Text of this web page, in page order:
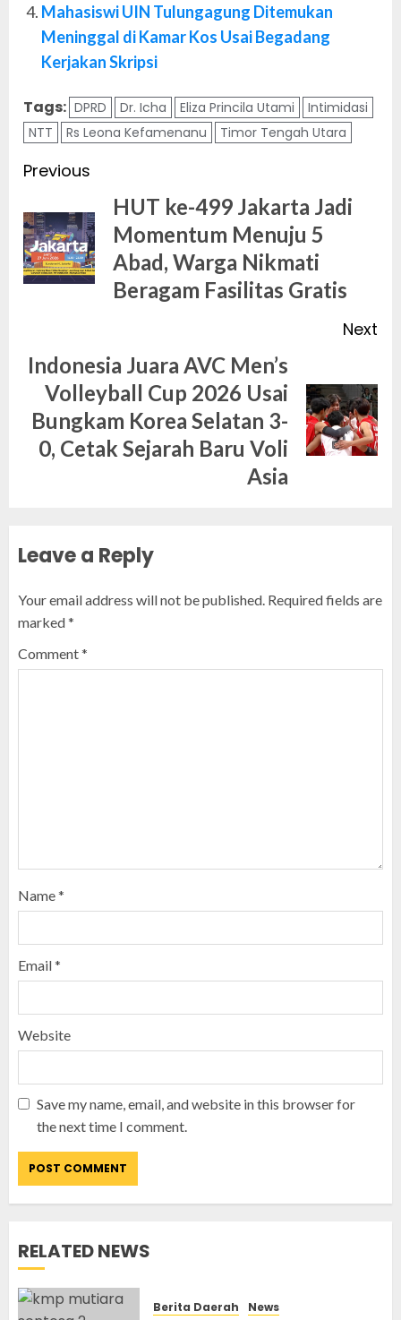
Mahasiswi UIN Tulungagung Ditemukan
Meninggal di Kamar Kos Usai Begadang
Kerjakan Skripsi
Tags: DPRD Dr. Icha Eliza Princila Utami
Intimidasi
NTT
Rs Leona Kefamenanu Timor Tengah Utara
Post
navigation
Previous
HUT ke-499 Jakarta Jadi
Momentum Menuju 5
Abad, Warga Nikmati
Beragam Fasilitas Gratis
Next
Next
post:
Indonesia Juara AVC Men’s
Volleyball Cup 2026 Usai
Bungkam Korea Selatan 3-
0, Cetak Sejarah Baru Voli
Asia
Leave a Reply
Your email address will not be published. Required fields are
marked*
Comment*
Name*
Email*
Website
Save my name, email, and website in this browser for
the next time I comment.
RELATED NEWS
Berita Daerah News